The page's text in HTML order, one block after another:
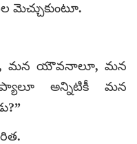
మెచ్చుకుంటూ.
మన యౌవనాలూ, మన
అన్నిటికీ మన